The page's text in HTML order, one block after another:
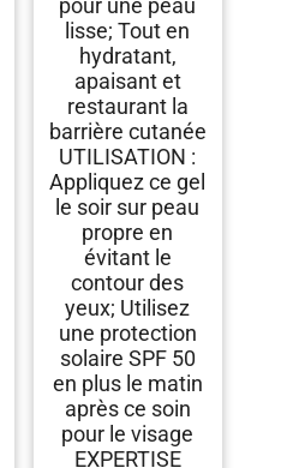
pour une peau
lisse; Tout en
hydratant,
apaisant et
restaurant la
barrière cutanée
UTILISATION :
Appliquez ce gel
le soir sur peau
propre en
évitant le
contour des
yeux; Utilisez
une protection
solaire SPF 50
en plus le matin
après ce soin
pour le visage
EXPERTISE